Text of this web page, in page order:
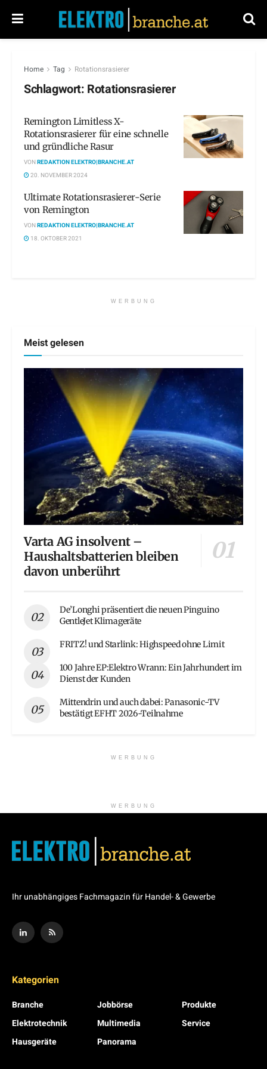
Home Tag Rotationsrasierer
Schlagwort: Rotationsrasierer
Remington Limitless X-
Rotationsrasierer für eine schnelle
und gründliche Rasur
VONREDAKTION ELEKTRO|BRANCHE.AT
20. NOVEMBER 2024
Ultimate Rotationsrasierer-Serie
von Remington
VONREDAKTION ELEKTRO|BRANCHE.AT
18. OKTOBER 2021
WERBUNG
Meist gelesen
Varta AG insolvent –
Haushaltsbatterien bleiben
davon unberührt
De’Longhi präsentiert die neuen Pinguino
GentleJet Klimageräte
FRITZ! und Starlink: Highspeed ohne Limit
100 Jahre EP:Elektro Wrann: Ein Jahrhundert im
Dienst der Kunden
Mittendrin und auch dabei: Panasonic-TV
bestätigt EFHT 2026-Teilnahme
WERBUNG
WERBUNG
Ihr unabhängiges Fachmagazin für Handel- & Gewerbe
Kategorien
Branche
Elektrotechnik
Hausgeräte
Jobbörse
Multimedia
Panorama
Produkte
Service